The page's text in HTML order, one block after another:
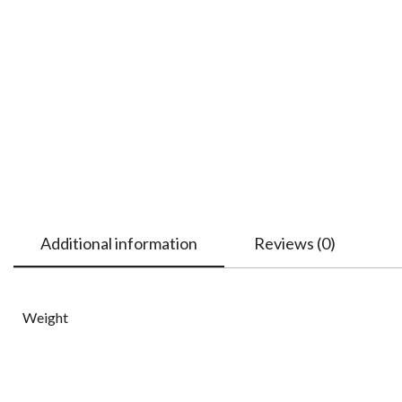
Additional information Reviews (0)
Weight